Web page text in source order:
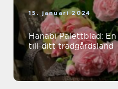
15. januari 2024
Hanabi Palettblad:
till ditt trädgårdsland